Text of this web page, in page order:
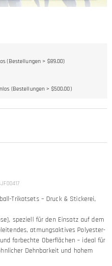
(Bestellungen > $89.00)
(Bestellungen > $500.00)
Trikotsets – Druck & Stickerei,
speziell für den Einsatz auf dem
atmungsaktives Polyester-
farbechte Oberflächen – ideal für
Dehnbarkeit und hohem